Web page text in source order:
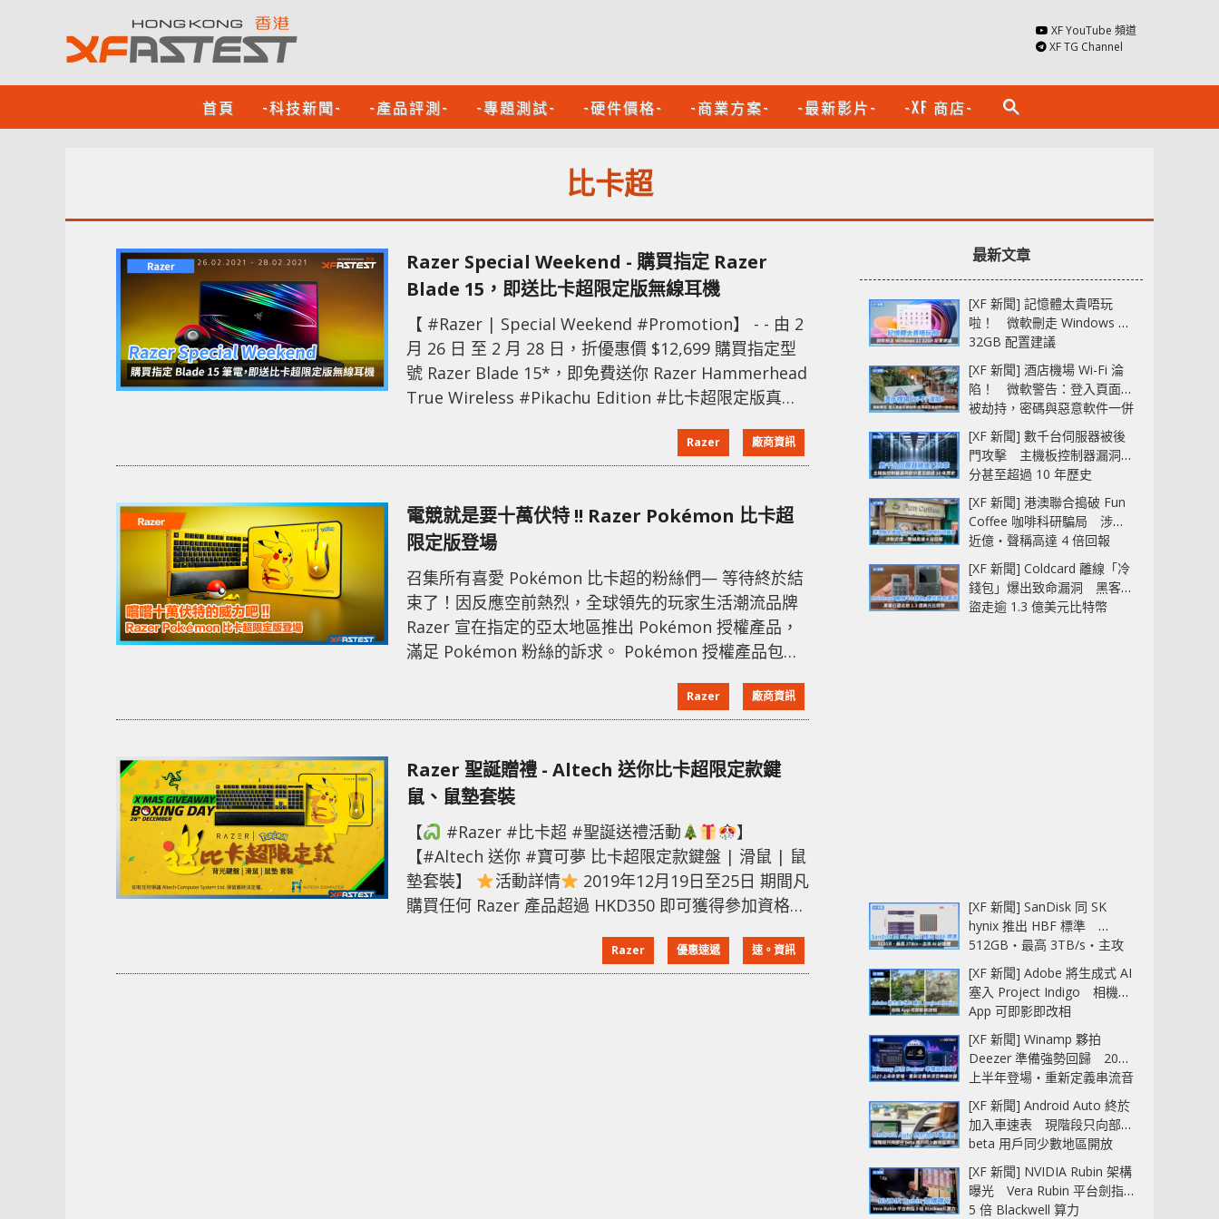
XF YouTube 頻道
XF TG Channel
首頁 -科技新聞- -產品評測- -專題測試- -硬件價格- -商業方案- -最新影片- -XF 商店- search
比卡超
Razer Special Weekend - 購買指定 Razer
Blade 15，即送比卡超限定版無線耳機
【 #Razer | Special Weekend #Promotion】 - - 由 2
月 26 日 至 2 月 28 日，折優惠價 $12,699 購買指定型
號 Razer Blade 15*，即免費送你 Razer Hammerhead
True Wireless #Pikachu Edition #比卡超限定版真無
Model 144HZ | FULL HD | Intel® CorRazer 廠商資訊
電競就是要十萬伏特 !! Razer Pokémon 比卡超
限定版登場
召集所有喜愛 Pokémon 比卡超的粉絲們— 等待終於結
束了！因反應空前熱烈，全球領先的玩家生活潮流品牌
Razer 宣在指定的亞太地區推出 Pokémon 授權產品，
滿足 Pokémon 粉絲的訴求。 Pokémon 授權產品包
Hammerhead True Wireless 比卡超限定版，使出比卡
Razer 廠商資訊
Razer 聖誕贈禮 - Altech 送你比卡超限定款鍵
鼠、鼠墊套裝
【 #Razer #比卡超 #聖誕送禮活動
】
【#Altech 送你 #寶可夢 比卡超限定款鍵盤 | 滑鼠 | 鼠
墊套裝】
活動詳情
2019年12月19日至25日 期間凡
購買任何 Razer 產品超過 HKD350 即可獲得參加資格。
- 2019年 12月 26日 活動分為 4 個參加時段 14:00 /
16:00 / 18:00 / 20:00，每時段最快完成以下參加步驟即
Razer 優惠速遞 速。資訊
最新文章
[XF 新聞] 記憶體太貴唔玩
啦！ 微軟刪走 Windows 11
32GB 配置建議
[XF 新聞] 酒店機場 Wi-Fi 淪
陷！ 微軟警告：登入頁面可
被劫持，密碼與惡意軟件一併
中招
[XF 新聞] 數千台伺服器被後
門攻擊 主機板控制器漏洞部
分甚至超過 10 年歷史
[XF 新聞] 港澳聯合搗破 Fun
Coffee 咖啡科研騙局 涉款
近億‧聲稱高達 4 倍回報
[XF 新聞] Coldcard 離線「冷
錢包」爆出致命漏洞 黑客已
盜走逾 1.3 億美元比特幣
[XF 新聞] SanDisk 同 SK
hynix 推出 HBF 標準
512GB‧最高 3TB/s‧主攻
AI 記憶體
[XF 新聞] Adobe 將生成式 AI
塞入 Project Indigo 相機
App 可即影即改相
[XF 新聞] Winamp 夥拍
Deezer 準備強勢回歸 2027
上半年登場‧重新定義串流音
樂播放器
[XF 新聞] Android Auto 終於
加入車速表 現階段只向部分
beta 用戶同少數地區開放
[XF 新聞] NVIDIA Rubin 架構
曝光 Vera Rubin 平台劍指
5 倍 Blackwell 算力